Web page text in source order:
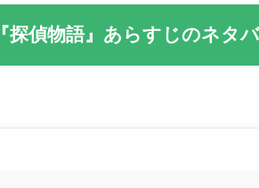
『探偵物語』あらすじのネタ